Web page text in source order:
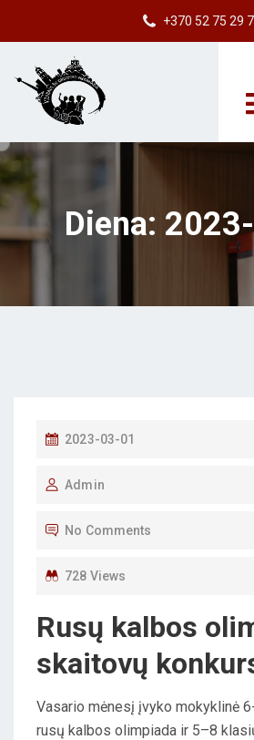
+370 52 75 29
Diena:
P
S
2023-03-01
Admin
No Comments
728 Views
Rusų kalbos
skaitovų
Vasario mėnesį įvyko mokyklinė
rusų kalbos olimpiada ir 5–8